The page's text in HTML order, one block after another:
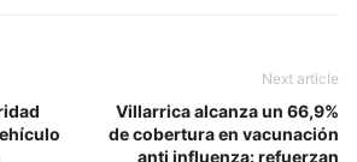
Next article
Villarrica alcanza un 66,9%
de cobertura en vacunación
anti influenza: refuerzan